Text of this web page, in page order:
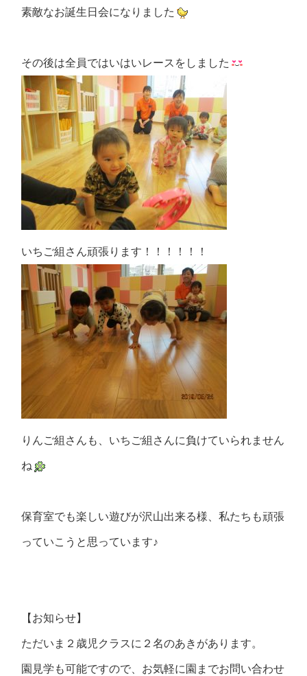
素敵なお誕生日会になりました
その後は全員ではいはいレースをしました
いちご組さん頑張ります！！！！！！
りんご組さんも、いちご組さんに負けていられません
ね
保育室でも楽しい遊びが沢山出来る様、私たちも頑張
っていこうと思っています♪
【お知らせ】
ただいま２歳児クラスに２名のあきがあります。
園見学も可能ですので、お気軽に園までお問い合わせ